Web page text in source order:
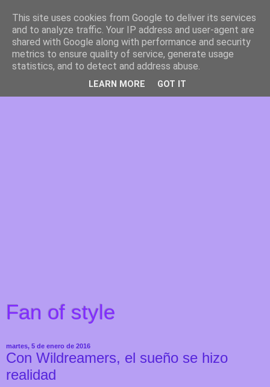
Fan of style
martes, 5 de enero de 2016
Con Wildreamers, el sueño se hizo
realidad
This site uses cookies from Google to deliver its services
and to analyze traffic. Your IP address and user-agent are
shared with Google along with performance and security
metrics to ensure quality of service, generate usage
statistics, and to detect and address abuse.
LEARN MORE GOT IT